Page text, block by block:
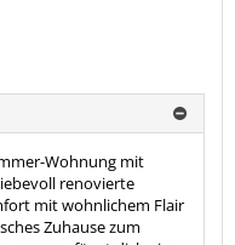
Wohnung mit
renovierte
mit wohnlichem Flair
Zuhause zum